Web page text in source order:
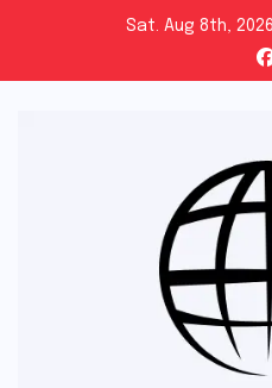
content
Sat. Aug 8th, 2026